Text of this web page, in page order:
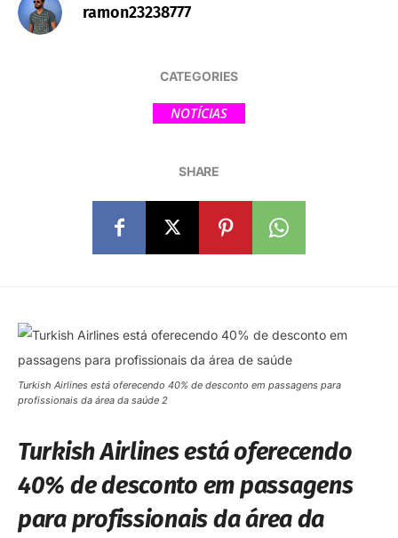
ramon23238777
CATEGORIES
NOTÍCIAS
SHARE
Turkish Airlines está oferecendo 40% de desconto em passagens para
profissionais da área da saúde 2
Turkish Airlines está oferecendo
40% de desconto em passagens
para profissionais da área da